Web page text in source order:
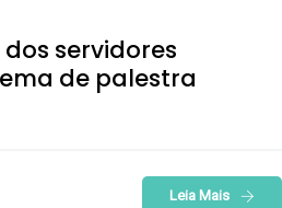
servidores
de palestra
Leia Mais